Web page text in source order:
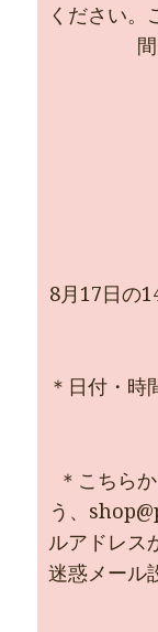
ください。
8月17日の
＊日付・時
＊こちら
う、
ルアドレス
迷惑メール